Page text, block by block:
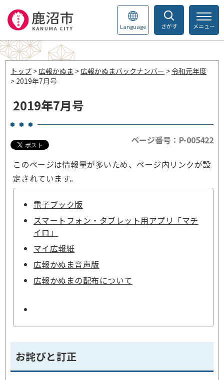
さがす
Language メニュー
トップ >広報かぬま >広報かぬまバックナンバー >令和元年度
> 2019年7月号
2019年7月号
ページ番号：P-005422
このページは情報量が多いため、ページ内リンクが設
定されています。
電子ブック版
スマートフォン・タブレット用アプリ「マチ
イロ」
マイ広報紙
広報かぬま音声版
広報かぬまの配布について
お詫びと訂正